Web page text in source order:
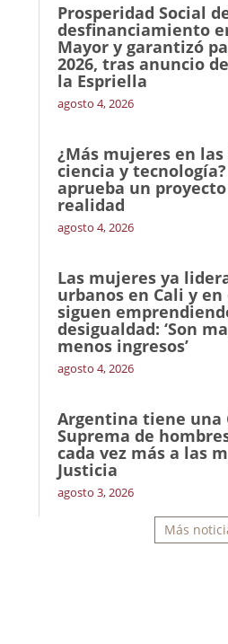
Prosperidad Social
desfinanciamiento
Mayor y garantizó
2026, tras anuncio
la Espriella
agosto 4, 2026
¿Más mujeres en las
ciencia y
aprueba un
realidad
agosto 4, 2026
Las mujeres ya
urbanos en Cali y
siguen
desigualdad: ‘Son
menos ingresos’
agosto 4, 2026
Argentina tiene una
Suprema de
cada vez más a las
Justicia
agosto 3, 2026
Más